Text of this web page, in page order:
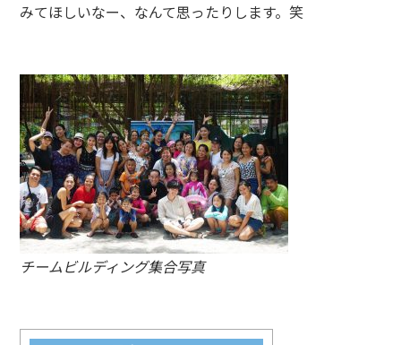
みてほしいなー、なんて思ったりします。笑
チームビルディング集合写真